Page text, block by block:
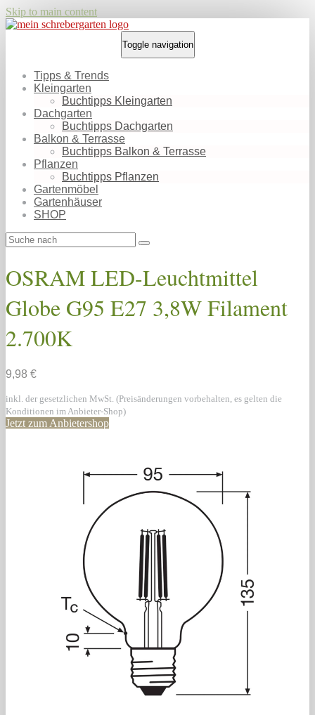
Skip to main content
Toggle navigation
Tipps & Trends
Kleingarten
Buchtipps Kleingarten
Dachgarten
Buchtipps Dachgarten
Balkon & Terrasse
Buchtipps Balkon & Terrasse
Pflanzen
Buchtipps Pflanzen
Gartenmöbel
Gartenhäuser
SHOP
OSRAM LED-Leuchtmittel
Globe G95 E27 3,8W Filament
2.700K
9,98 €
inkl. der gesetzlichen MwSt. (Preisänderungen vorbehalten, es gelten die
Konditionen im Anbieter-Shop)
Jetzt zum Anbietershop